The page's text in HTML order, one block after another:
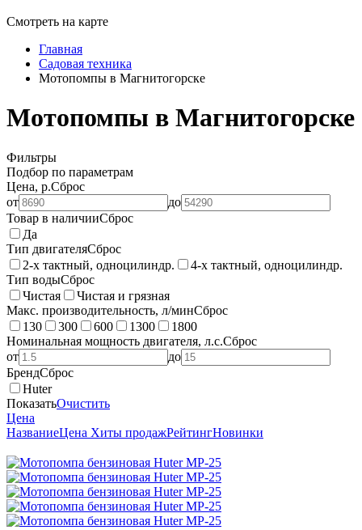
Смотреть на карте
Главная
Садовая техника
Мотопомпы в Магнитогорске
Мотопомпы в Магнитогорске
Фильтры
Подбор по параметрам
Цена, р.Сброс
от
до
Товар в наличииСброс
Да
Тип двигателяСброс
2-х тактный, одноцилиндр.
4-х тактный, одноцилиндр.
Тип водыСброс
Чистая
Чистая и грязная
Макс. производительность, л/минСброс
130
300 600 1300
1800
Номинальная мощность двигателя, л.с.Сброс
от
до
БрендСброс
Huter
ПоказатьОчистить
Цена
НазваниеЦена Хиты продажРейтингНовинки